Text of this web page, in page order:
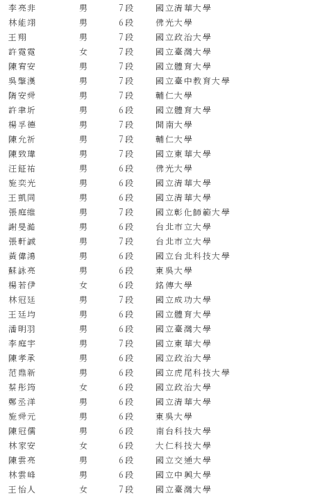
李亮非
男 7段
國立清華大學
林能翊
男 6段
佛光大學
王翔
男 7段
國立政治大學
許霓霓
女 7段
國立臺灣大學
陳宥安
男 7段
國立體育大學
吳肇漢
男 7段
國立臺中教育大學
隋安舜
男 7段
輔仁大學
許聿圻
男 6段
國立體育大學
楊孚德
男 7段
開南大學
陳允祈
男 7段
輔仁大學
陳致瑋
男 7段
國立東華大學
汪鉦祐
男 6段
佛光大學
施奕光
男 6段
國立清華大學
王凱同
男 6段
國立清華大學
張庭維
男 7段
國立彰化師範大學
謝旻澔
男 6段
台北市立大學
張軒誠
男 7段
台北市立大學
黃偉鴻
男 6段
國立台北科技大學
蘇詠亮
男 6段
東吳大學
楊若伊
女 6段
銘傳大學
林冠廷
男 7段
國立成功大學
王廷均
男 6段
國立體育大學
潘明羽
男 6段
國立臺灣大學
李庭宇
男 7段
國立東華大學
陳孝承
男 6段
國立政治大學
范鼎新
男 6段
國立虎尾科技大學
蔡彤筠
女 6段
國立政治大學
鄭丞洋
男 6段
國立清華大學
施舜元
男 6段
東吳大學
陳冠儒
男 6段
南台科技大學
林家安
女 6段
大仁科技大學
陳雲亮
男 6段
國立交通大學
林雲峰
男 6段
國立中興大學
王怡人
女 7段
國立臺灣大學